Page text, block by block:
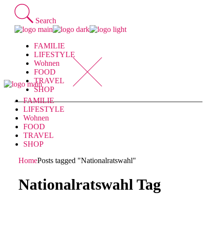
Skip
content
Search
FAMILIE
LIFESTYLE
Wohnen
FOOD
TRAVEL
SHOP
FAMILIE
LIFESTYLE
Wohnen
FOOD
TRAVEL
SHOP
HomePosts tagged "Nationalratswahl"
Nationalratswahl Tag